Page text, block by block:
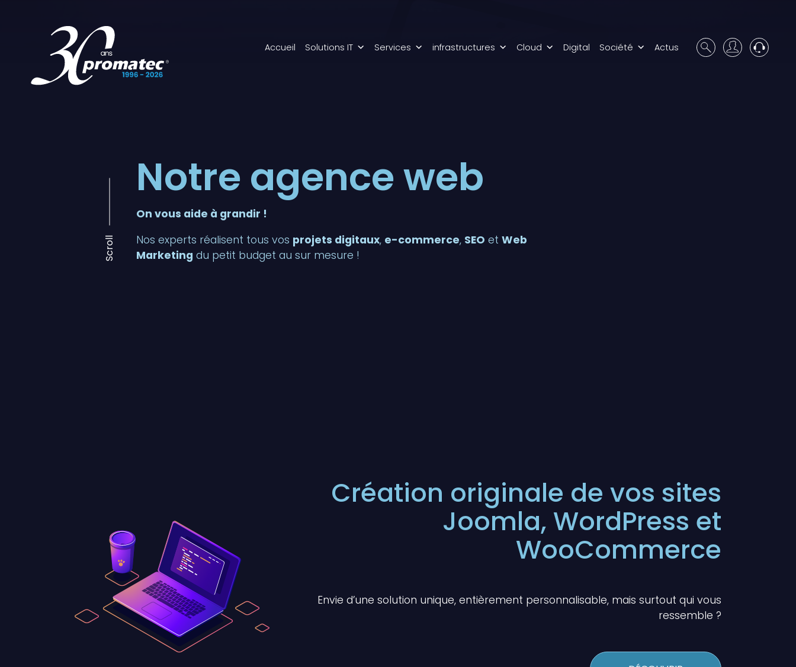
Accueil Solutions IT Services infrastructures Cloud Digital Société Actus
Notre agence web
On vous aide à grandir !
Nos experts réalisent tous vos projets digitaux, e-commerce, SEO etWeb
Marketing du petit budget au sur mesure !
Scroll
Création originale de vos sites
Joomla, WordPress et
WooCommerce
Envie d’une solution unique, entièrement personnalisable, mais surtout qui vous
ressemble ?